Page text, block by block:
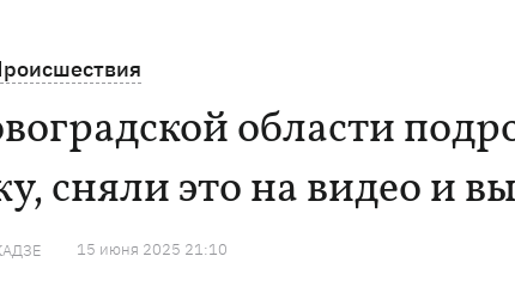
области
сняли это на видео и
15 июня 2025 21:10